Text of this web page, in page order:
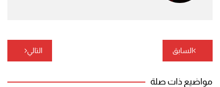
تصفّح
المقالات
السابق التالي
مواضيع ذات صلة